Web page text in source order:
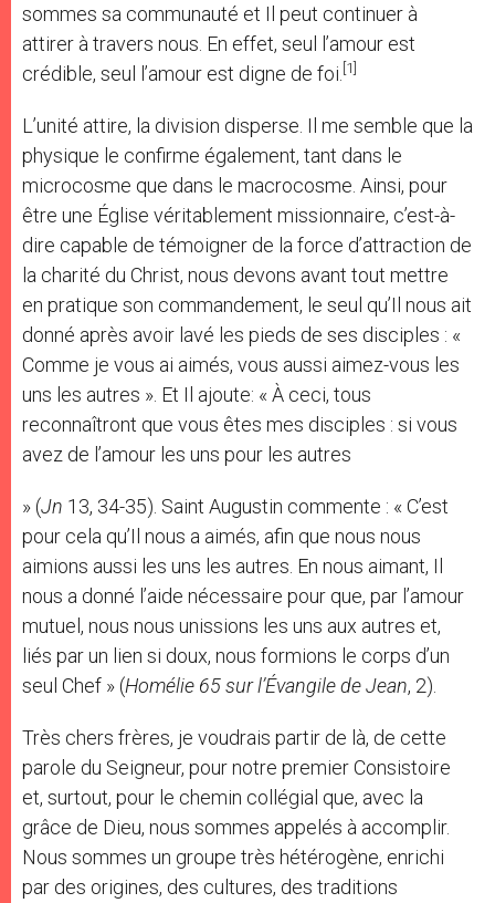
sommes sa communauté et Il peut continuer à
attirer à travers nous. En effet, seul l’amour est
crédible, seul l’amour est digne de foi. [1]
L’unité attire, la division disperse. Il me semble que la
physique le confirme également, tant dans le
microcosme que dans le macrocosme. Ainsi, pour
être une Église véritablement missionnaire, c’est-à-
dire capable de témoigner de la force d’attraction de
la charité du Christ, nous devons avant tout mettre
en pratique son commandement, le seul qu’Il nous ait
donné après avoir lavé les pieds de ses disciples : «
Comme je vous ai aimés, vous aussi aimez-vous les
uns les autres ». Et Il ajoute: « À ceci, tous
reconnaîtront que vous êtes mes disciples : si vous
avez de l’amour les uns pour les autres
» (Jn 13, 34-35). Saint Augustin commente : « C’est
pour cela qu’Il nous a aimés, afin que nous nous
aimions aussi les uns les autres. En nous aimant, Il
nous a donné l’aide nécessaire pour que, par l’amour
mutuel, nous nous unissions les uns aux autres et,
liés par un lien si doux, nous formions le corps d’un
seul Chef » (Homélie 65 sur l’Évangile de Jean, 2).
Très chers frères, je voudrais partir de là, de cette
parole du Seigneur, pour notre premier Consistoire
et, surtout, pour le chemin collégial que, avec la
grâce de Dieu, nous sommes appelés à accomplir.
Nous sommes un groupe très hétérogène, enrichi
par des origines, des cultures, des traditions